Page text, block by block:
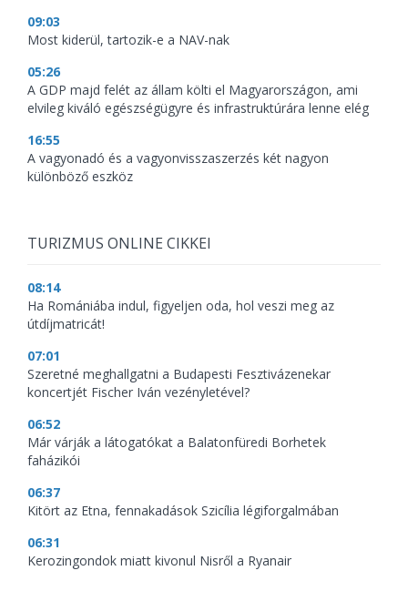
09:03
Most kiderül, tartozik-e a NAV-nak
05:26
A GDP majd felét az állam költi el Magyarországon, ami
elvileg kiváló egészségügyre és infrastruktúrára lenne elég
16:55
A vagyonadó és a vagyonvisszaszerzés két nagyon
különböző eszköz
TURIZMUS ONLINE CIKKEI
08:14
Ha Romániába indul, figyeljen oda, hol veszi meg az
útdíjmatricát!
07:01
Szeretné meghallgatni a Budapesti Fesztivázenekar
koncertjét Fischer Iván vezényletével?
06:52
Már várják a látogatókat a Balatonfüredi Borhetek
faházikói
06:37
Kitört az Etna, fennakadások Szicília légiforgalmában
06:31
Kerozingondok miatt kivonul Nisről a Ryanair